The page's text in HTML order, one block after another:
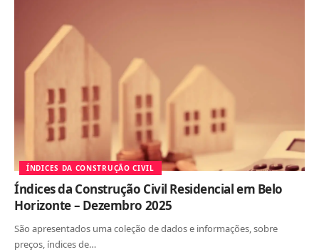
ÍNDICES DA CONSTRUÇÃO CIVIL
Índices da Construção Civil Residencial em Belo
Horizonte – Dezembro 2025
São apresentados uma coleção de dados e informações, sobre
preços, índices de…